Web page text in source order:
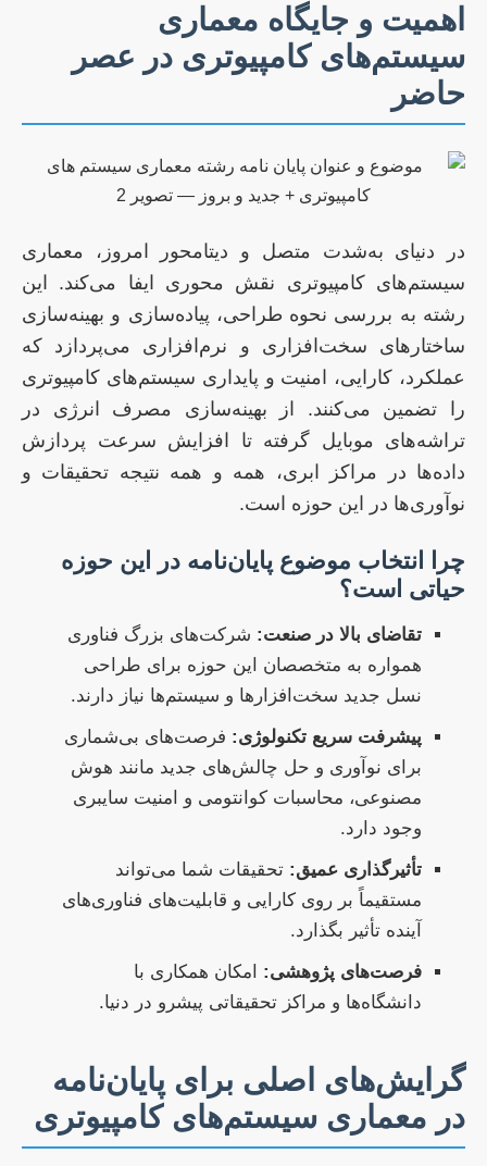
اهمیت و جایگاه معماری
سیستم‌های کامپیوتری در عصر
حاضر
در دنیای به‌شدت متصل و دیتامحور امروز، معماری
سیستم‌های کامپیوتری نقش محوری ایفا می‌کند. این
رشته به بررسی نحوه طراحی، پیاده‌سازی و بهینه‌سازی
ساختارهای سخت‌افزاری و نرم‌افزاری می‌پردازد که
عملکرد، کارایی، امنیت و پایداری سیستم‌های کامپیوتری
را تضمین می‌کنند. از بهینه‌سازی مصرف انرژی در
تراشه‌های موبایل گرفته تا افزایش سرعت پردازش
داده‌ها در مراکز ابری، همه و همه نتیجه تحقیقات و
نوآوری‌ها در این حوزه است.
چرا انتخاب موضوع پایان‌نامه در این حوزه
حیاتی است؟
تقاضای بالا در صنعت: شرکت‌های بزرگ فناوری
همواره به متخصصان این حوزه برای طراحی
نسل جدید سخت‌افزارها و سیستم‌ها نیاز دارند.
پیشرفت سریع تکنولوژی: فرصت‌های بی‌شماری
برای نوآوری و حل چالش‌های جدید مانند هوش
مصنوعی، محاسبات کوانتومی و امنیت سایبری
وجود دارد.
تأثیرگذاری عمیق: تحقیقات شما می‌تواند
مستقیماً بر روی کارایی و قابلیت‌های فناوری‌های
آینده تأثیر بگذارد.
فرصت‌های پژوهشی: امکان همکاری با
دانشگاه‌ها و مراکز تحقیقاتی پیشرو در دنیا.
گرایش‌های اصلی برای پایان‌نامه
در معماری سیستم‌های کامپیوتری